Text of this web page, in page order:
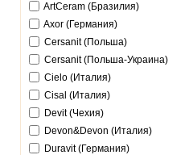
ArtCeram (Бразилия)
Axor (Германия)
Cersanit (Польша)
Cersanit (Польша-Украина)
Cielo (Италия)
Cisal (Италия)
Devit (Чехия)
Devon&Devon (Италия)
Duravit (Германия)